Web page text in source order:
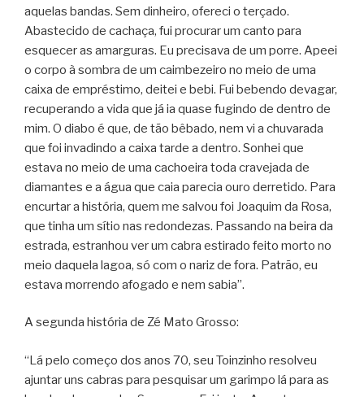
aquelas bandas. Sem di­nheiro, ofereci o terçado.
Abastecido de ca­chaça, fui procurar um canto para
esquecer as amarguras. Eu precisava de um porre. Apeei
o corpo à sombra de um caimbezeiro no meio de uma
caixa de empréstimo, deitei e bebi. Fui bebendo devagar,
recuperando a vida que já ia quase fugindo de dentro de
mim. O diabo é que, de tão bêbado, nem vi a chuvarada
que foi invadindo a caixa tarde a dentro. So­nhei que
estava no meio de uma cachoeira toda cravejada de
diamantes e a água que caia parecia ouro derretido. Para
encurtar a história, quem me salvou foi Joaquim da Ro­sa,
que tinha um sítio nas redondezas. Passando na beira da
estrada, estranhou ver um cabra estirado feito morto no
meio daquela lagoa, só com o nariz de fora. Patrão, eu
estava morrendo afogado e nem sabia”.
A segunda história de Zé Mato Grosso:
“Lá pelo começo dos anos 70, seu Toinzinho resolveu
ajuntar uns cabras para pesqui­sar um garimpo lá para as